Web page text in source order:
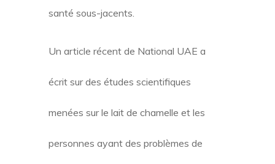
santé sous-jacents.
Un article récent de National UAE a
écrit sur des études scientifiques
menées sur le lait de chamelle et les
personnes ayant des problèmes de